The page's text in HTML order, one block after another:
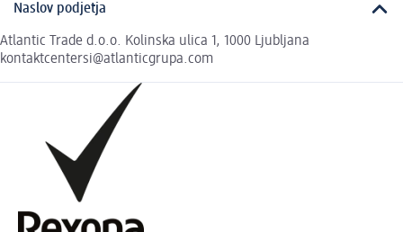
Naslov podjetja
Atlantic Trade d.o.o. Kolinska ulica 1, 1000 Ljubljana
kontaktcentersi@atlanticgrupa.com